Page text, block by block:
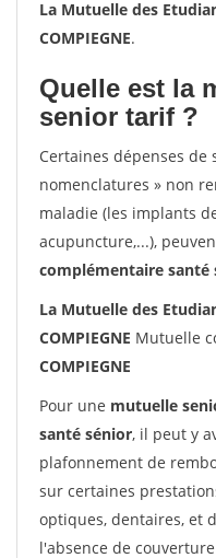
La Mutuelle des
COMPIEGNE.
Quelle est la
senior tarif ?
Certaines dépenses de
nomenclatures » non
maladie (les implants
acupuncture,...),
complémentaire santé
La Mutuelle des
COMPIEGNE Mutuelle
COMPIEGNE
Pour une mutuelle
santé sénior, il peut y
plafonnement de
sur certaines
optiques, dentaires, et
l'absence de